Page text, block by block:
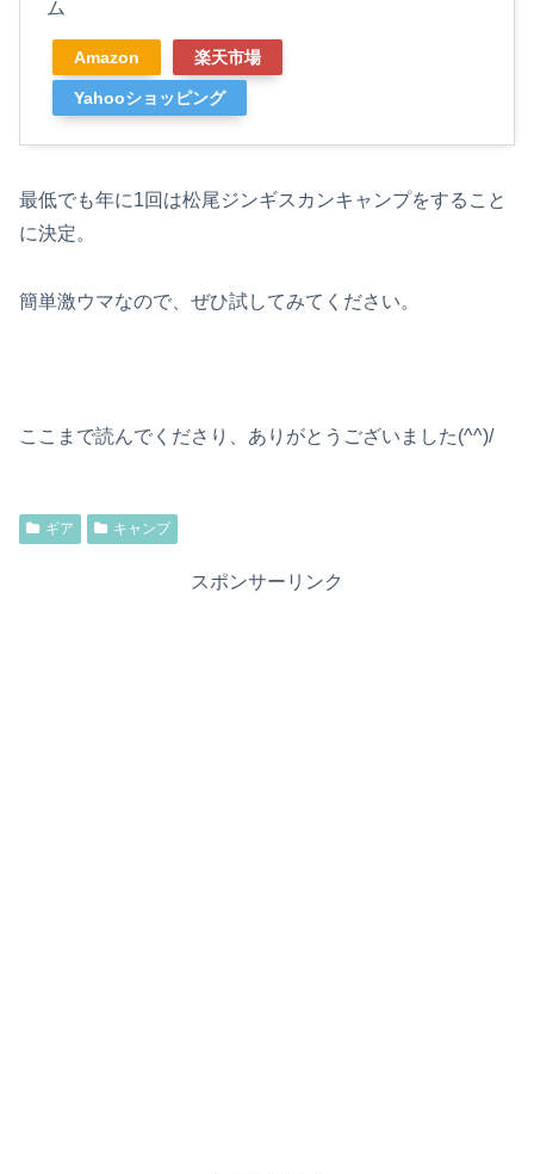
ム
Amazon 楽天市場
Yahooショッピング
最低でも年に1回は松尾ジンギスカンキャンプをすること
に決定。
簡単激ウマなので、ぜひ試してみてください。
ここまで読んでくださり、ありがとうございました(^^)/
ギア キャンプ
スポンサーリンク